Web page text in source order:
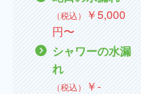
（税込） ￥5,000
円〜
シャワーの水漏
れ
（税込） ￥‐